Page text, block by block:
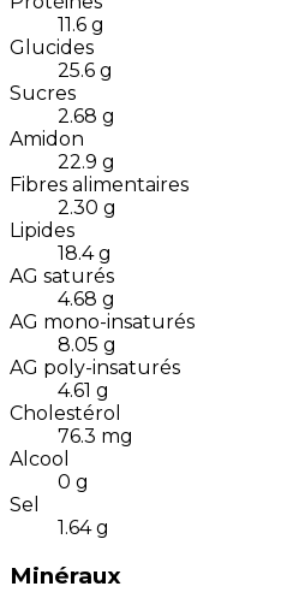
11.6 g
Glucides
25.6 g
Sucres
2.68 g
Amidon
22.9 g
Fibres alimentaires
2.30 g
Lipides
18.4 g
AG saturés
4.68 g
AG mono-insaturés
8.05 g
AG poly-insaturés
4.61 g
Cholestérol
76.3 mg
Alcool
0 g
Sel
1.64 g
Minéraux